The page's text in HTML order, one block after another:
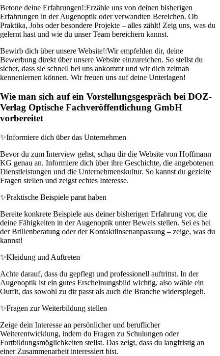
Betone deine Erfahrungen!:Erzähle uns von deinen bisherigen
Erfahrungen in der Augenoptik oder verwandten Bereichen. Ob
Praktika, Jobs oder besondere Projekte – alles zählt! Zeig uns, was du
gelernt hast und wie du unser Team bereichern kannst.
Bewirb dich über unsere Website!:Wir empfehlen dir, deine
Bewerbung direkt über unsere Website einzureichen. So stellst du
sicher, dass sie schnell bei uns ankommt und wir dich zeitnah
kennenlernen können. Wir freuen uns auf deine Unterlagen!
Wie man sich auf ein Vorstellungsgespräch bei DOZ-
Verlag Optische Fachveröffentlichung GmbH
vorbereitet
✨Informiere dich über das Unternehmen
Bevor du zum Interview gehst, schau dir die Website von Hoffmann
KG genau an. Informiere dich über ihre Geschichte, die angebotenen
Dienstleistungen und die Unternehmenskultur. So kannst du gezielte
Fragen stellen und zeigst echtes Interesse.
✨Praktische Beispiele parat haben
Bereite konkrete Beispiele aus deiner bisherigen Erfahrung vor, die
deine Fähigkeiten in der Augenoptik unter Beweis stellen. Sei es bei
der Brillenberatung oder der Kontaktlinsenanpassung – zeige, was du
kannst!
✨Kleidung und Auftreten
Achte darauf, dass du gepflegt und professionell auftrittst. In der
Augenoptik ist ein gutes Erscheinungsbild wichtig, also wähle ein
Outfit, das sowohl zu dir passt als auch die Branche widerspiegelt.
✨Fragen zur Weiterbildung stellen
Zeige dein Interesse an persönlicher und beruflicher
Weiterentwicklung, indem du Fragen zu Schulungen oder
Fortbildungsmöglichkeiten stellst. Das zeigt, dass du langfristig an
einer Zusammenarbeit interessiert bist.